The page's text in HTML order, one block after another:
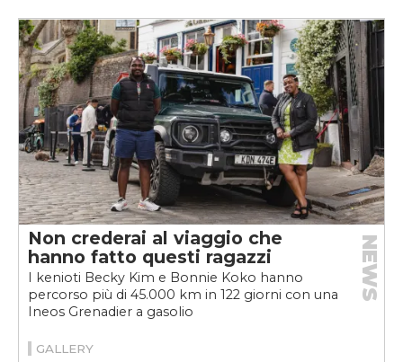
Non crederai al viaggio che
hanno fatto questi ragazzi
I kenioti Becky Kim e Bonnie Koko hanno
percorso più di 45.000 km in 122 giorni con una
Ineos Grenadier a gasolio
NEWS
GALLERY